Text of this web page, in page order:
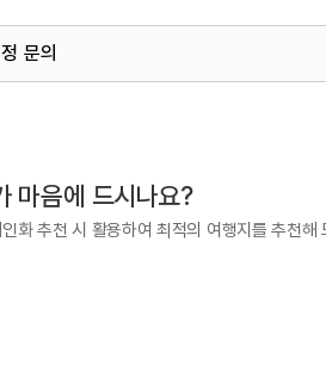
문의
마음에 드시나요?
화 추천 시 활용하여 최적의 여행지를 추천해